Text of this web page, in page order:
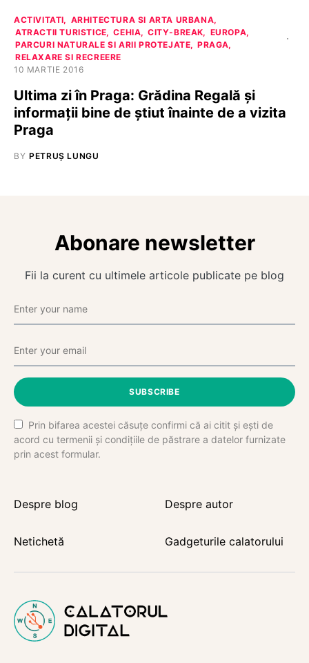
ACTIVITATI
ARHITECTURA SI ARTA URBANA
ATRACTII TURISTICE
CEHIA CITY-BREAK
EUROPA
PARCURI NATURALE SI ARII PROTEJATE
PRAGA
RELAXARE SI RECREERE
10 MARTIE 2016
Ultima zi în Praga: Grădina Regală și
informații bine de știut înainte de a vizita
Praga
BY PETRUȘ LUNGU
Abonare newsletter
Fii la curent cu ultimele articole publicate pe blog
SUBSCRIBE
Prin bifarea acestei căsuțe confirmi că ai citit și ești de
acord cu termenii și condițiile de păstrare a datelor furnizate
prin acest formular.
Despre blog Despre autor
Netichetă Gadgeturile calatorului